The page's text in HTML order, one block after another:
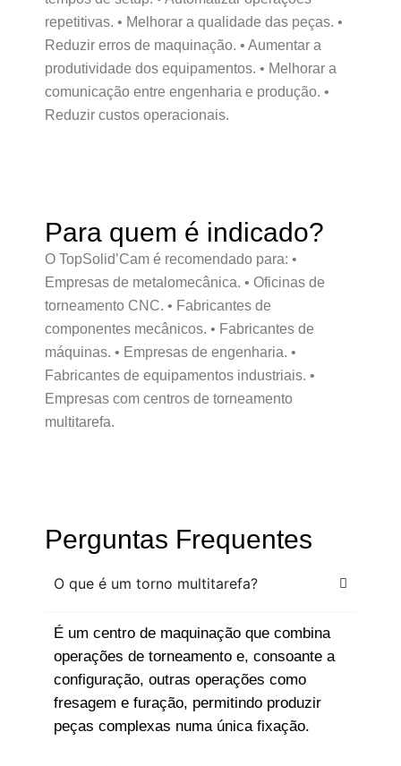
repetitivas. • Melhorar a qualidade das peças. •
Reduzir erros de maquinação. • Aumentar a
produtividade dos equipamentos. • Melhorar a
comunicação entre engenharia e produção. •
Reduzir custos operacionais.
Para quem é indicado?
O TopSolid’Cam é recomendado para: •
Empresas de metalomecânica. • Oficinas de
torneamento CNC. • Fabricantes de
componentes mecânicos. • Fabricantes de
máquinas. • Empresas de engenharia. •
Fabricantes de equipamentos industriais. •
Empresas com centros de torneamento
multitarefa.
Perguntas Frequentes
O que é um torno multitarefa?
É um centro de maquinação que combina
operações de torneamento e, consoante a
configuração, outras operações como
fresagem e furação, permitindo produzir
peças complexas numa única fixação.